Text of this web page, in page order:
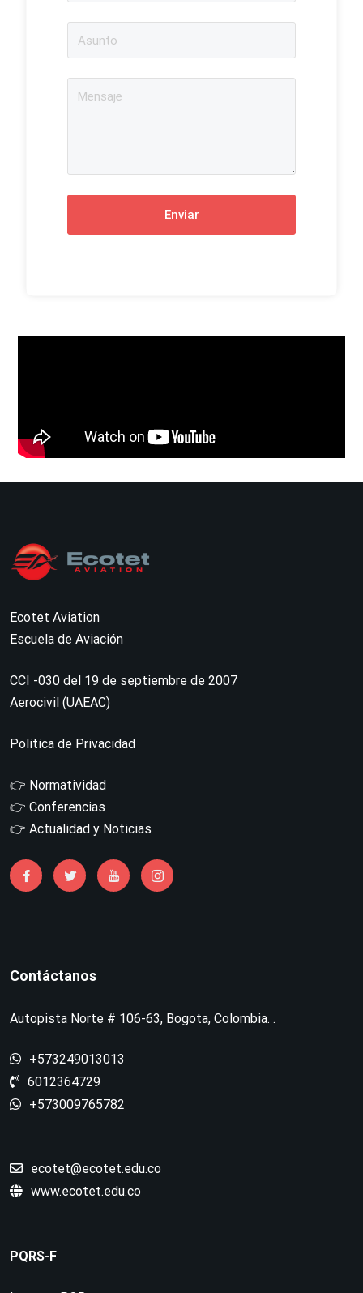
Ecotet Aviation
Escuela de Aviación
CCI -030 del 19 de septiembre de 2007
Aerocivil (UAEAC)
Politica de Privacidad
👉 Normatividad
👉 Conferencias
👉 Actualidad y Noticias
Contáctanos
Autopista Norte # 106-63, Bogota, Colombia. .
+573249013013
6012364729
+573009765782
ecotet@ecotet.edu.co
www.ecotet.edu.co
PQRS-F